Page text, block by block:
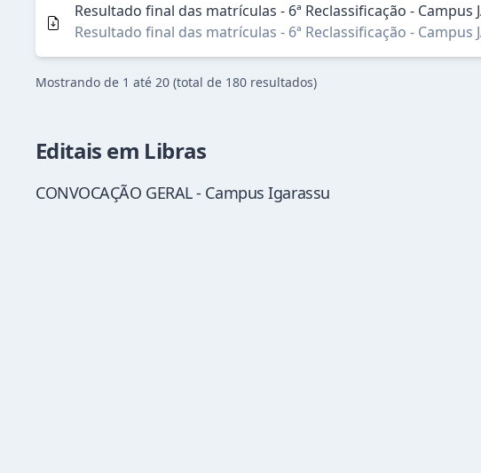
Resultado final das matrículas - 6ª Reclassificação - Campus
Resultado final das matrículas - 6ª Reclassificação - Campus
Mostrando de 1 até 20 (total de 180 resultados)
Editais em Libras
CONVOCAÇÃO GERAL - Campus Igarassu